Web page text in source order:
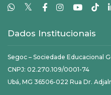
𝕏
Dados Institucionais
Segoc – Sociedade Educacional
CNPJ: 02.270.109/0001-74
Ubá, MG 36506-022 Rua Dr.